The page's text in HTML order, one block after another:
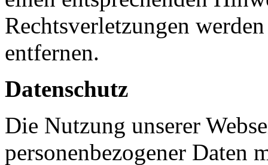
Rechtsverletzungen
entfernen.
Datenschutz
Die Nutzung unserer
personenbezogener Daten